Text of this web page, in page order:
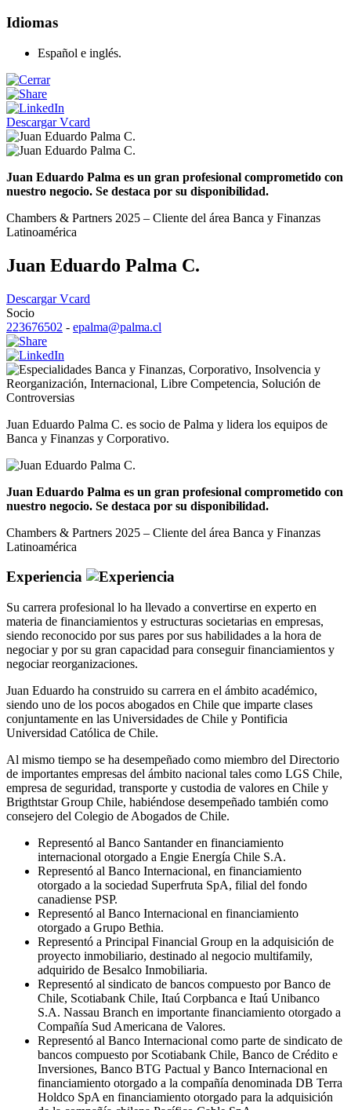
Idiomas
Español e inglés.
Descargar Vcard
Juan Eduardo Palma es un gran profesional comprometido con
nuestro negocio. Se destaca por su disponibilidad.
Chambers & Partners 2025 – Cliente del área Banca y Finanzas
Latinoamérica
Juan Eduardo Palma C.
Descargar Vcard
Socio
223676502 - epalma@palma.cl
Banca y Finanzas, Corporativo, Insolvencia y
Reorganización, Internacional, Libre Competencia, Solución de
Controversias
Juan Eduardo Palma C. es socio de Palma y lidera los equipos de
Banca y Finanzas y Corporativo.
Juan Eduardo Palma es un gran profesional comprometido con
nuestro negocio. Se destaca por su disponibilidad.
Chambers & Partners 2025 – Cliente del área Banca y Finanzas
Latinoamérica
Experiencia
Su carrera profesional lo ha llevado a convertirse en experto en
materia de financiamientos y estructuras societarias en empresas,
siendo reconocido por sus pares por sus habilidades a la hora de
negociar y por su gran capacidad para conseguir financiamientos y
negociar reorganizaciones.
Juan Eduardo ha construido su carrera en el ámbito académico,
siendo uno de los pocos abogados en Chile que imparte clases
conjuntamente en las Universidades de Chile y Pontificia
Universidad Católica de Chile.
Al mismo tiempo se ha desempeñado como miembro del Directorio
de importantes empresas del ámbito nacional tales como LGS Chile,
empresa de seguridad, transporte y custodia de valores en Chile y
Brigthtstar Group Chile, habiéndose desempeñado también como
consejero del Colegio de Abogados de Chile.
Representó al Banco Santander en financiamiento
internacional otorgado a Engie Energía Chile S.A.
Representó al Banco Internacional, en financiamiento
otorgado a la sociedad Superfruta SpA, filial del fondo
canadiense PSP.
Representó al Banco Internacional en financiamiento
otorgado a Grupo Bethia.
Representó a Principal Financial Group en la adquisición de
proyecto inmobiliario, destinado al negocio multifamily,
adquirido de Besalco Inmobiliaria.
Representó al sindicato de bancos compuesto por Banco de
Chile, Scotiabank Chile, Itaú Corpbanca e Itaú Unibanco
S.A. Nassau Branch en importante financiamiento otorgado a
Compañía Sud Americana de Valores.
Representó al Banco Internacional como parte de sindicato de
bancos compuesto por Scotiabank Chile, Banco de Crédito e
Inversiones, Banco BTG Pactual y Banco Internacional en
financiamiento otorgado a la compañía denominada DB Terra
Holdco SpA en financiamiento otorgado para la adquisición